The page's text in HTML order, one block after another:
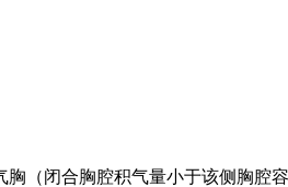
胸（闭合胸腔积气量小于该侧胸腔